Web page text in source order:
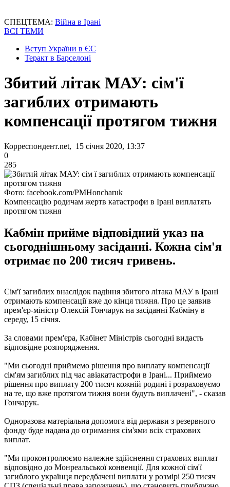
СПЕЦТЕМА: Війна в Ірані
ВСІ ТЕМИ
Вступ України в ЄС
Теракт в Барселоні
Збитий літак МАУ: сім'ї
загиблих отримають
компенсації протягом тижня
Корреспондент.net, 15 січня 2020, 13:37
0
285
Фото: facebook.com/PMHoncharuk
Компенсацію родичам жертв катастрофи в Ірані виплатять
протягом тижня
Кабмін прийме відповідний указ на
сьогоднішньому засіданні. Кожна сім'я
отримає по 200 тисяч гривень.
Сім'ї загиблих внаслідок падіння збитого літака МАУ в Ірані
отримають компенсації вже до кінця тижня. Про це заявив
прем'єр-міністр Олексій Гончарук на засіданні Кабміну в
середу, 15 січня.
За словами прем'єра, Кабінет Міністрів сьогодні видасть
відповідне розпорядження.
"Ми сьогодні приймемо рішення про виплату компенсації
сім'ям загиблих під час авіакатастрофи в Ірані... Приймемо
рішення про виплату 200 тисяч кожній родині і розраховуємо
на те, що вже протягом тижня вони будуть виплачені", - сказав
Гончарук.
Одноразова матеріальна допомога від держави з резервного
фонду буде надана до отримання сім'ями всіх страхових
виплат.
"Ми проконтролюємо належне здійснення страхових виплат
відповідно до Монреальської конвенції. Для кожної сім'ї
загиблого українця передбачені виплати у розмірі 250 тисяч